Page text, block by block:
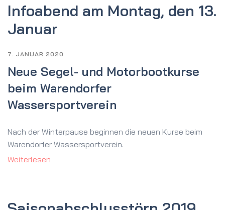
Infoabend am Montag, den 13.
Januar
7. JANUAR 2020
Neue Segel- und Motorbootkurse
beim Warendorfer
Wassersportverein
Nach der Winterpause beginnen die neuen Kurse beim
Warendorfer Wassersportverein.
Weiterlesen